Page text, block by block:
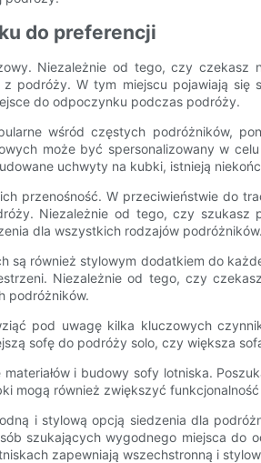
do preferencji
Niezależnie od tego, czy
podróży. W tym miejscu pojawiają
do odpoczynku podczas podróży.
wśród częstych podróżników,
może być spersonalizowany w
uchwyty na kubki, istnieją
przenośność. W przeciwieństwie do
Niezależnie od tego, czy
dla wszystkich rodzajów podróżników.
są również stylowym dodatkiem do
Niezależnie od tego, czy
podróżników.
pod uwagę kilka kluczowych
sofę do podróży solo, czy większa
i budowy sofy lotniska.
mogą również zwiększyć
i stylową opcją siedzenia dla
szukających wygodnego miejsca
zapewniają wszechstronną i